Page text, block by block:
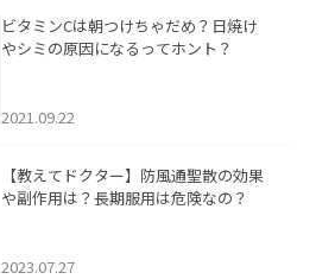
ビタミンCは朝つけちゃだめ？日焼け
やシミの原因になるってホント？
2021.09.22
【教えてドクター】防風通聖散の効果
や副作用は？長期服用は危険なの？
2023.07.27